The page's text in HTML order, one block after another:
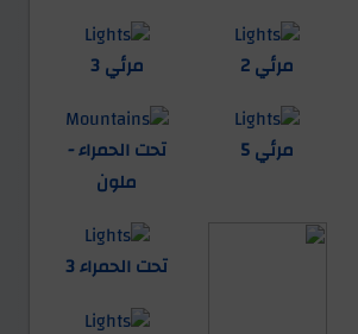
مرئي 2 مرئي 3
مرئي 5
تحت الحمراء -
ملون
تحت الحمراء 3